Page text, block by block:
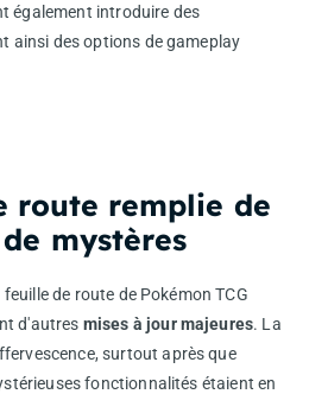
également introduire des
ainsi des options de gameplay
route remplie de
mystères
de route de Pokémon TCG
d'autres mises à jour majeures. La
surtout après que
fonctionnalités étaient en